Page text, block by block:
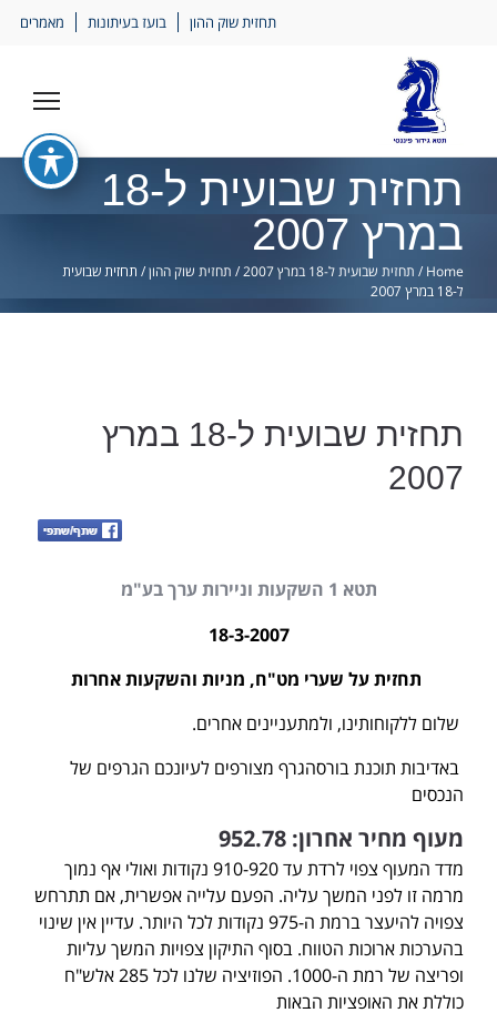
תחזית שוק ההון בועז בעיתונות מאמרים
תחזית שבועית ל-18
במרץ 2007
Home
/ תחזית שבועית ל-18 במרץ 2007 / תחזית שוק ההון/ תחזית שבועית
ל-18 במרץ 2007
תחזית שבועית ל-18 במרץ
2007
תטא 1 השקעות וניירות ערך בע"מ
18-3-2007
תחזית על שערי מט"ח, מניות והשקעות אחרות
שלום ללקוחותינו, ולמתעניינים אחרים.
באדיבות תוכנת בורסהגרף מצורפים לעיונכם הגרפים של
הנכסים
מעוף מחיר אחרון: 952.78
מדד המעוף צפוי לרדת עד 910-920 נקודות ואולי אף נמוך
מרמה זו לפני המשך עליה. הפעם עלייה אפשרית, אם תתרחש
צפויה להיעצר ברמת ה-975 נקודות לכל היותר. עדיין אין שינוי
בהערכות ארוכות הטווח. בסוף התיקון צפויות המשך עליות
ופריצה של רמת ה-1000. הפוזיציה שלנו לכל 285 אלש"ח
כוללת את האופציות הבאות